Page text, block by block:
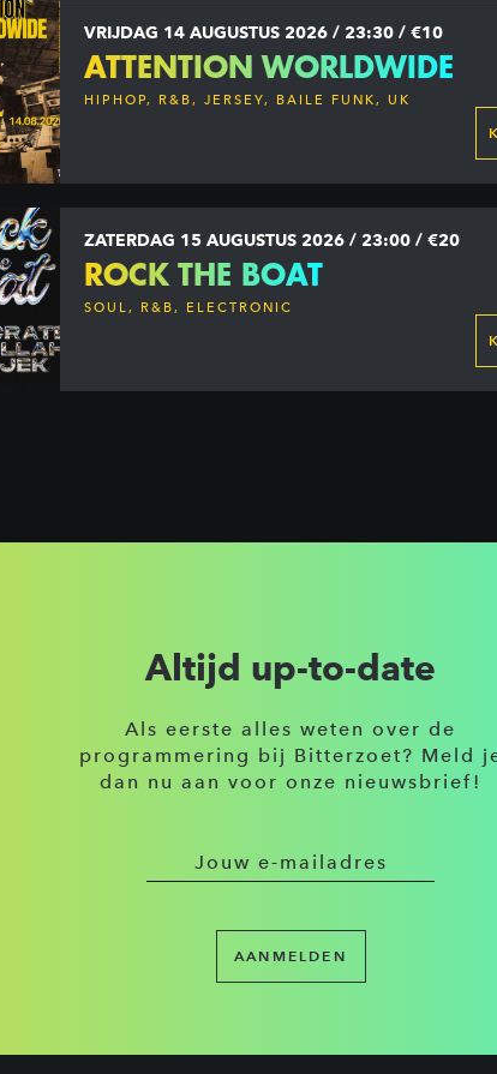
VRIJDAG 14 AUGUSTUS 2026 / 23:30 / €10
ATTENTION WORLDWIDE
HIPHOP, R&B, JERSEY, BAILE FUNK, UK
ZATERDAG 15 AUGUSTUS 2026 / 23:00 / €20
ROCK THE BOAT
SOUL, R&B, ELECTRONIC
Altijd up-to-date
Als eerste alles weten over de
programmering bij Bitterzoet? Meld
dan nu aan voor onze nieuwsbrief!
AANMELDEN